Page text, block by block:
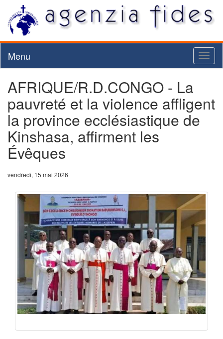
Menu
AFRIQUE/R.D.CONGO - La
pauvreté et la violence affligent
la province ecclésiastique de
Kinshasa, affirment les
Évêques
vendredi, 15 mai 2026